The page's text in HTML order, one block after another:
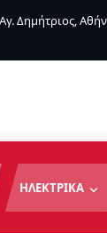
Δημήτριος,
ΗΛΕΚΤΡΙΚΑ